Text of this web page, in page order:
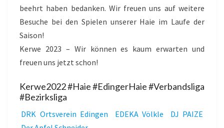
beehrt haben bedanken. Wir freuen uns auf weitere
Besuche bei den Spielen unserer Haie im Laufe der
Saison!
Kerwe 2023 – Wir können es kaum erwarten und
freuen uns jetzt schon!
Kerwe2022 #Haie #EdingerHaie #Verbandsliga
#Bezirksliga
DRK Ortsverein Edingen EDEKA Völkle
DJ PAIZE